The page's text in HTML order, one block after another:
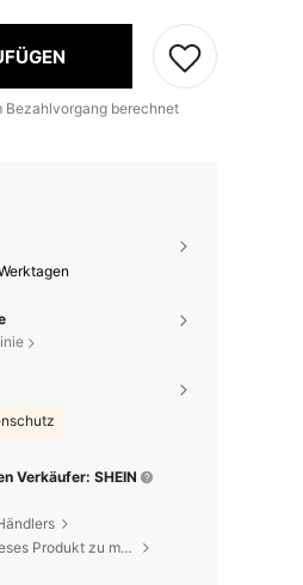
Bezahlvorgang berechnet
Verkäufer: SHEIN
Um diesen Verkäufer und/oder dieses Produkt zu melden